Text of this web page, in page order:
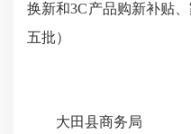
换新和3C产品购新补贴
五批）
大田县商务局